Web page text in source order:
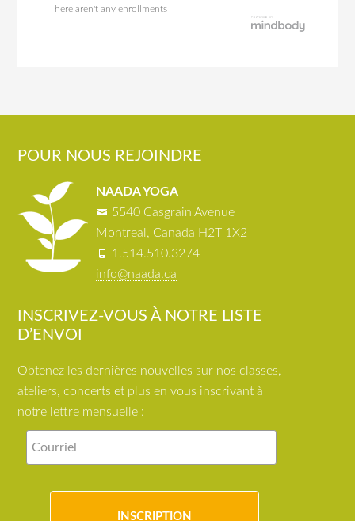
There aren't any enrollments
POUR NOUS REJOINDRE
NAADA YOGA
5540 Casgrain Avenue
Montreal, Canada H2T 1X2
1.514.510.3274
info@naada.ca
INSCRIVEZ-VOUS À NOTRE LISTE
D’ENVOI
Obtenez les dernières nouvelles sur nos classes,
ateliers, concerts et plus en vous inscrivant à
notre lettre mensuelle :